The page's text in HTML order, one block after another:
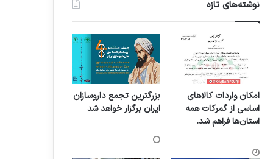
نوشته‌های تازه
امکان واردات کالاهای
اساسی از گمرکات همه
استان‌ها فراهم شد.
بزرگترین تجمع داروسازان
ایران برگزار خواهد شد